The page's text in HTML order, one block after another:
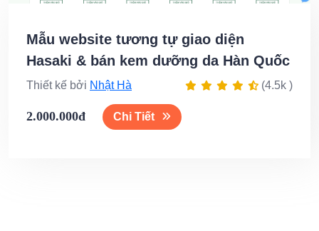
Mẫu website tương tự giao diện
Hasaki & bán kem dưỡng da Hàn Quốc
Thiết kế bởi Nhật Hà (4.5k )
2.000.000đ Chi Tiết